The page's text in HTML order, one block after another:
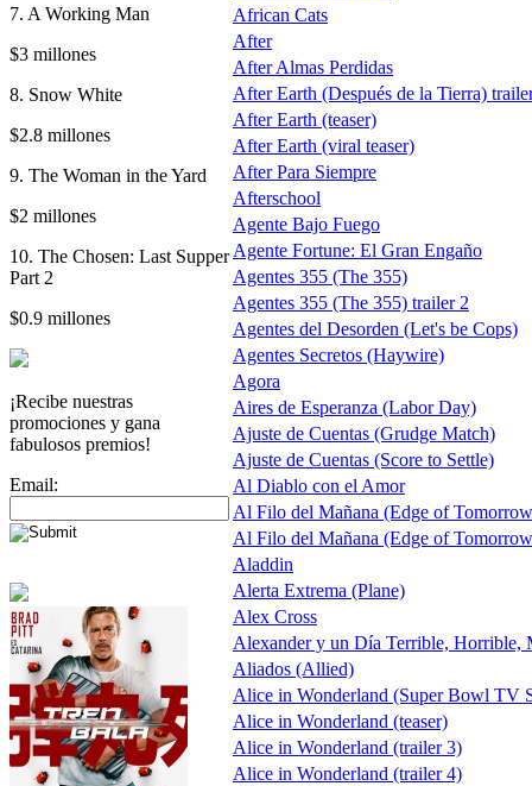
7. A Working Man
$3 millones
8. Snow White
$2.8 millones
9. The Woman in the Yard
$2 millones
10. The Chosen: Last Supper
Part 2
$0.9 millones
¡Recibe nuestras
promociones y gana
fabulosos premios!
Email:
African Cats
After
After Almas Perdidas
After Earth (Después de la Tierra)
After Earth (teaser)
After Earth (viral teaser)
After Para Siempre
Afterschool
Agente Bajo Fuego
Agente Fortune: El Gran Engaño
Agentes 355 (The 355)
Agentes 355 (The 355) trailer 2
Agentes del Desorden (Let's be Cops)
Agentes Secretos (Haywire)
Agora
Aires de Esperanza (Labor Day)
Ajuste de Cuentas (Grudge Match)
Ajuste de Cuentas (Score to Settle)
Al Diablo con el Amor
Al Filo del Mañana (Edge of
Al Filo del Mañana (Edge of
Aladdin
Alerta Extrema (Plane)
Alex Cross
Alexander y un Día Terrible, Horrible,
Aliados (Allied)
Alice in Wonderland (Super Bowl TV
Alice in Wonderland (teaser)
Alice in Wonderland (trailer 3)
Alice in Wonderland (trailer 4)